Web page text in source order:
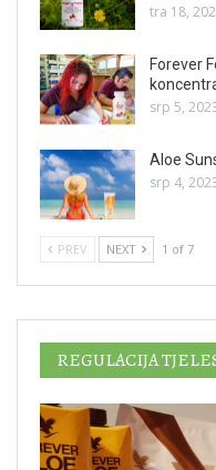
tra 18,
Forever
srp 5,
Aloe
srp 4,
PREV NEXT 1 of 7
REGULACIJA